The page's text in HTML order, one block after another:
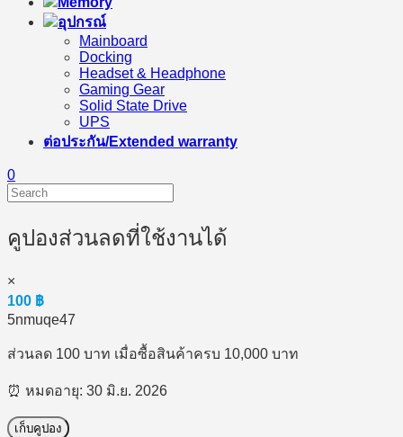
อุปกรณ์
Mainboard
Docking
Headset & Headphone
Gaming Gear
Solid State Drive
UPS
ต่อประกัน/Extended warranty
0
คูปองส่วนลดที่ใช้งานได้
×
100 ฿
5nmuqe47
ส่วนลด 100 บาท เมื่อซื้อสินค้าครบ 10,000 บาท
⏰ หมดอายุ: 30 มิ.ย. 2026
เก็บคูปอง